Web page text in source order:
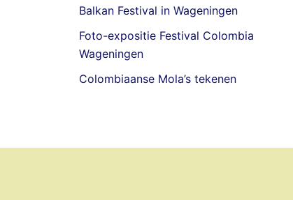
Balkan Festival in Wageningen
Foto-expositie Festival Colombia
Wageningen
Colombiaanse Mola’s tekenen